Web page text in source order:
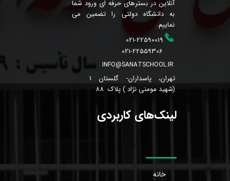
آنلاین در بسترهای حرفه ای ورود شما
به دانشگاه دولتی را تضمین می
نماییم.
021-22559306
INFO@SANATSCHOOL.IR
تهران، پاسداران- گلستان 1
(شهید مومنی نژاد ) پلاک 88
021-22590019
لینک‌های کاربردی
خانه